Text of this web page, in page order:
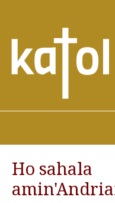
Ho sahala